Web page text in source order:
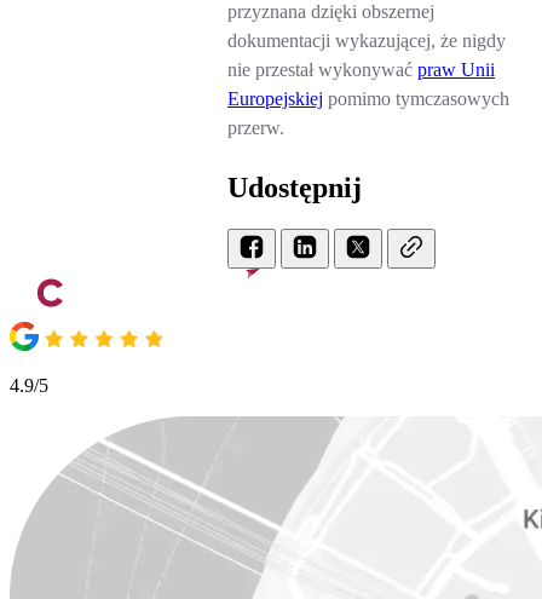
przyznana dzięki obszernej
dokumentacji wykazującej, że nigdy
nie przestał wykonywać praw Unii
Europejskiej pomimo tymczasowych
przerw.
Udostępnij
4.9/5